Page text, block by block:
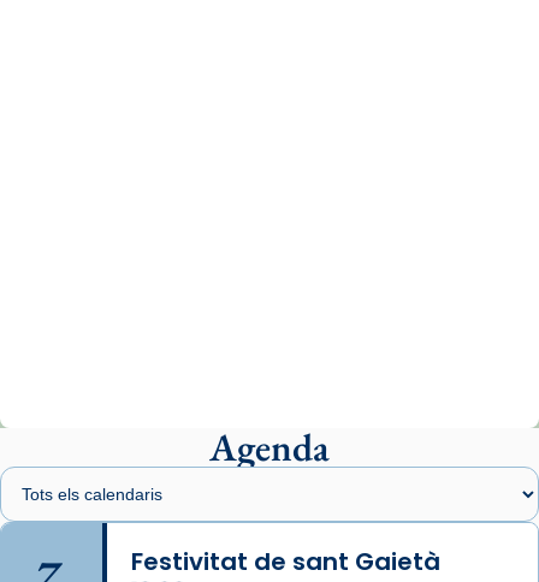
Arquebisbat de Barcelona
1 week ago
Memòria de les santes Juliana i
Semproniana, verges i màrtirs.
Agenda
Festivitat de sant Gaietà